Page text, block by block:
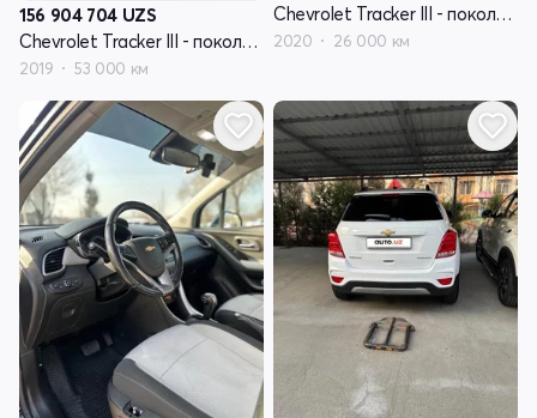
156 904 704 UZS
Chevrolet Tracker III - поколение рестайлинг
2019 53 000 км
Chevrolet Tracker III - поколение рестайлинг
2020 26 000 км